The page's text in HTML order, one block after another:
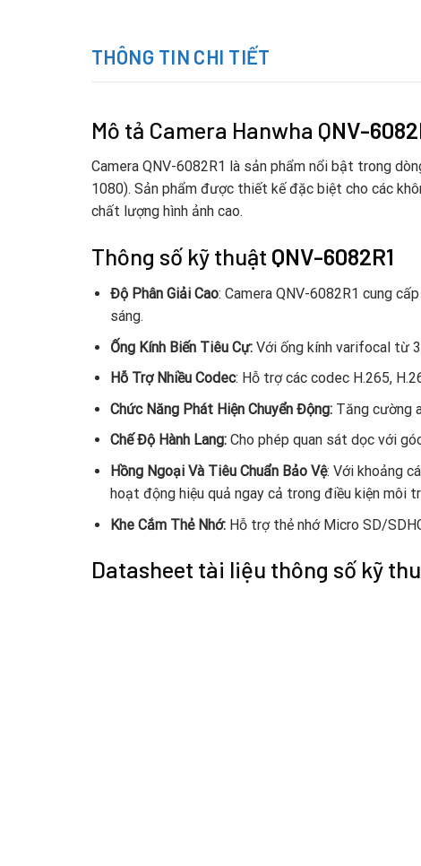
THÔNG TIN CHI TIẾT
Mô tả Camera Hanwha QNV-
Camera QNV-6082R1 là sản phẩm nổi bật trong
1080). Sản phẩm được thiết kế đặc biệt cho các
chất lượng hình ảnh cao.
Thông số kỹ thuật QNV-6082R1
Độ Phân Giải Cao: Camera QNV-6082R1 cung
sáng.
Ống Kính Biến Tiêu Cự:Với ống kính varifocal từ
Hỗ Trợ Nhiều Codec: Hỗ trợ các codec H.265,
Chức Năng Phát Hiện Chuyển Động:Tăng cường
Chế Độ Hành Lang:Cho phép quan sát dọc với
Hồng Ngoại Và Tiêu Chuẩn Bảo Vệ: Với khoảng
hoạt động hiệu quả ngay cả trong điều kiện môi
Khe Cắm Thẻ Nhớ:Hỗ trợ thẻ nhớ Micro SD/
Datasheet tài liệu thông số kỹ